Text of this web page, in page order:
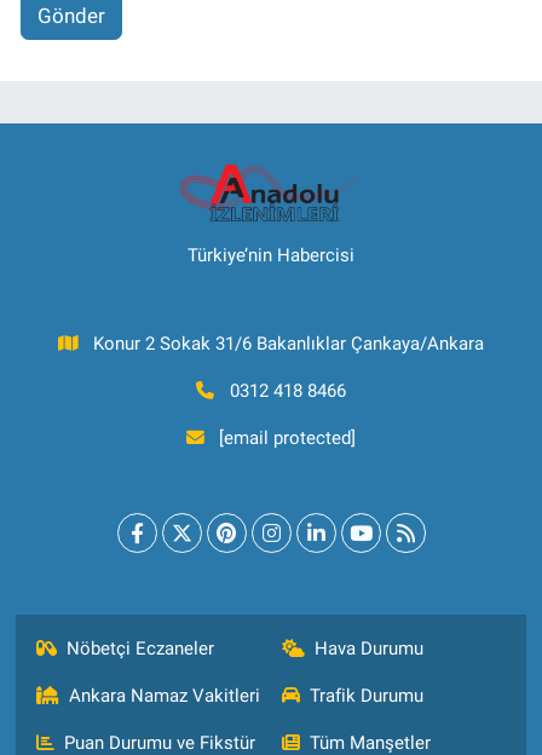
Gönder
Türkiye’nin Habercisi
Konur 2 Sokak 31/6 Bakanlıklar Çankaya/Ankara
0312 418 8466
[email protected]
Nöbetçi Eczaneler Hava Durumu
Ankara Namaz Vakitleri Trafik Durumu
Puan Durumu ve Fikstür Tüm Manşetler